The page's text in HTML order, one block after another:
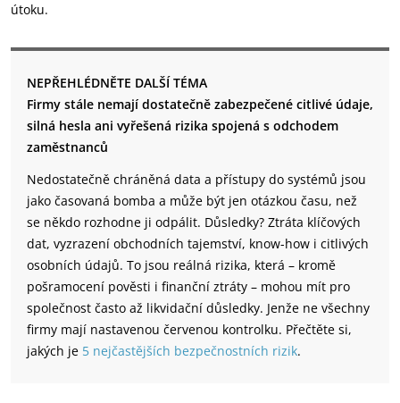
útoku.
NEPŘEHLÉDNĚTE DALŠÍ TÉMA
Firmy stále nemají dostatečně zabezpečené citlivé údaje,
silná hesla ani vyřešená rizika spojená s odchodem
zaměstnanců
Nedostatečně chráněná data a přístupy do systémů jsou
jako časovaná bomba a může být jen otázkou času, než
se někdo rozhodne ji odpálit. Důsledky? Ztráta klíčových
dat, vyzrazení obchodních tajemství, know-how i citlivých
osobních údajů. To jsou reálná rizika, která – kromě
pošramocení pověsti i finanční ztráty – mohou mít pro
společnost často až likvidační důsledky. Jenže ne všechny
firmy mají nastavenou červenou kontrolku. Přečtěte si,
jakých je 5 nejčastějších bezpečnostních rizik.